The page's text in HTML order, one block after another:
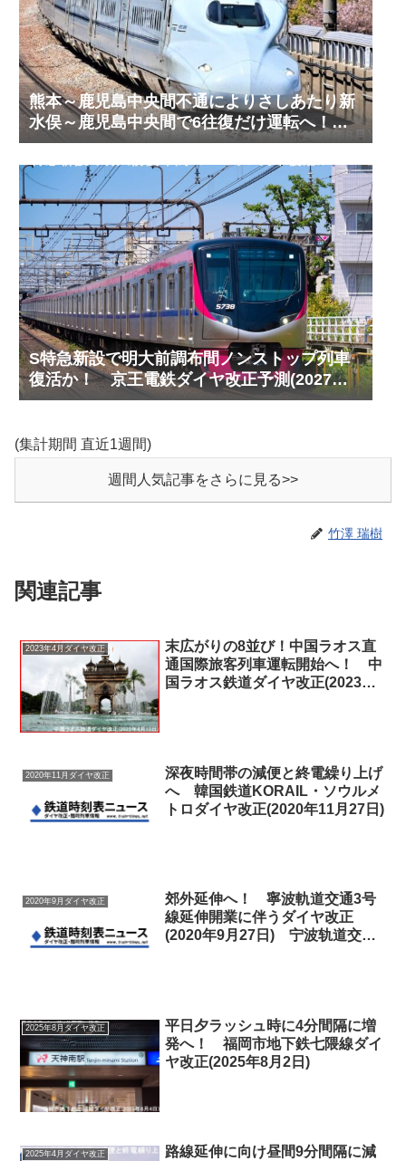
熊本～鹿児島中央間不通によりさしあたり新
水俣～鹿児島中央間で6往復だけ運転へ！
九州新幹線臨時ダイヤ運転(2026年8月)
S特急新設で明大前調布間ノンストップ列車
復活か！ 京王電鉄ダイヤ改正予測(2027年
以降予定)
(集計期間 直近1週間)
週間人気記事をさらに見る>>
竹澤 瑞樹
関連記事
2023年4月ダイヤ改正
末広がりの8並び！中国ラオス直
通国際旅客列車運転開始へ！ 中
国ラオス鉄道ダイヤ改正(2023年4
2020年11月ダイヤ改正
深夜時間帯の減便と終電繰り上げ
へ 韓国鉄道KORAIL・ソウルメ
トロダイヤ改正(2020年11月27日)
2020年9月ダイヤ改正
郊外延伸へ！ 寧波軌道交通3号
線延伸開業に伴うダイヤ改正
(2020年9月27日) 宁波轨道交通3
2025年8月ダイヤ改正
平日夕ラッシュ時に4分間隔に増
発へ！ 福岡市地下鉄七隈線ダイ
ヤ改正(2025年8月2日)
2025年4月ダイヤ改正
路線延伸に向け昼間9分間隔に減